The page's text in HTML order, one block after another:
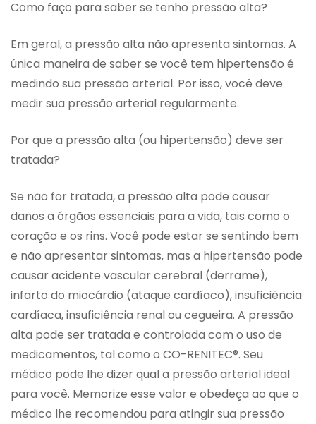
Como faço para saber se tenho pressão alta?
Em geral, a pressão alta não apresenta sintomas. A
única maneira de saber se você tem hipertensão é
medindo sua pressão arterial. Por isso, você deve
medir sua pressão arterial regularmente.
Por que a pressão alta (ou hipertensão) deve ser
tratada?
Se não for tratada, a pressão alta pode causar
danos a órgãos essenciais para a vida, tais como o
coração e os rins. Você pode estar se sentindo bem
e não apresentar sintomas, mas a hipertensão pode
causar acidente vascular cerebral (derrame),
infarto do miocárdio (ataque cardíaco), insuficiência
cardíaca, insuficiência renal ou cegueira. A pressão
alta pode ser tratada e controlada com o uso de
medicamentos, tal como o CO-RENITEC®. Seu
médico pode lhe dizer qual a pressão arterial ideal
para você. Memorize esse valor e obedeça ao que o
médico lhe recomendou para atingir sua pressão